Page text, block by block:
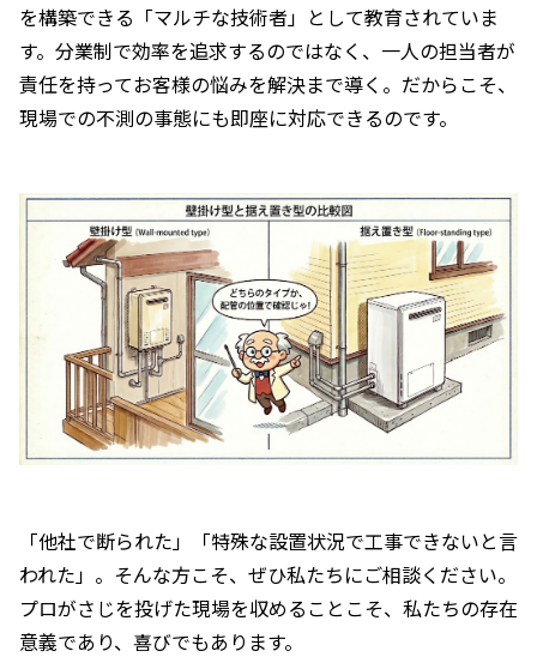
を構築できる「マルチな技術者」として教育されていま
す。分業制で効率を追求するのではなく、一人の担当者が
責任を持ってお客様の悩みを解決まで導く。だからこそ、
現場での不測の事態にも即座に対応できるのです。
「他社で断られた」「特殊な設置状況で工事できないと言
われた」。そんな方こそ、ぜひ私たちにご相談ください。
プロがさじを投げた現場を収めることこそ、私たちの存在
意義であり、喜びでもあります。